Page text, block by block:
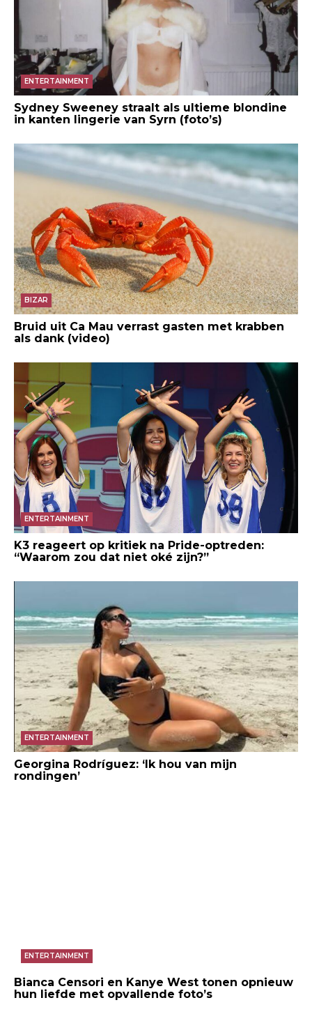
ENTERTAINMENT
Sydney Sweeney straalt als ultieme blondine
in kanten lingerie van Syrn (foto’s)
BIZAR
Bruid uit Ca Mau verrast gasten met krabben
als dank (video)
ENTERTAINMENT
K3 reageert op kritiek na Pride-optreden:
“Waarom zou dat niet oké zijn?”
ENTERTAINMENT
Georgina Rodríguez: ‘Ik hou van mijn
rondingen’
ENTERTAINMENT
Bianca Censori en Kanye West tonen opnieuw
hun liefde met opvallende foto’s